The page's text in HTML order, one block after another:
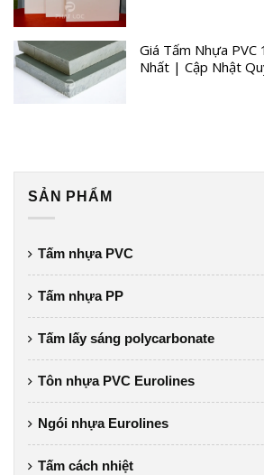
Giá Tấm Nhựa
Nhất | Cập Nhật
SẢN PHẨM
Tấm nhựa PVC
Tấm nhựa PP
Tấm lấy sáng polycarbonate
Tôn nhựa PVC Eurolines
Ngói nhựa Eurolines
Tấm cách nhiệt